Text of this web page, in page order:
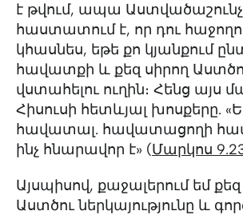
է թվում, ապա
հաստատում է, որ դու
կհասնես, եթե քո կյանքում
հավատքի և քեզ սիրող
վստահելու ուղին։ Հենց այս
Հիսուսի հետևյալ խոսքերը.
հավատալ. հավատացողի
ինչ հնարավոր է» (Մարկոս
Այսպիսով, քաջալերում եմ
Աստծու ներկայությունը և